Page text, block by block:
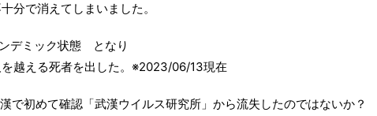
分で消えてしまいました。
デミック状態 となり
越える死者を出した。※2023/06/13現在
で初めて確認「武漢ウイルス研究所」から流失したのではないか？